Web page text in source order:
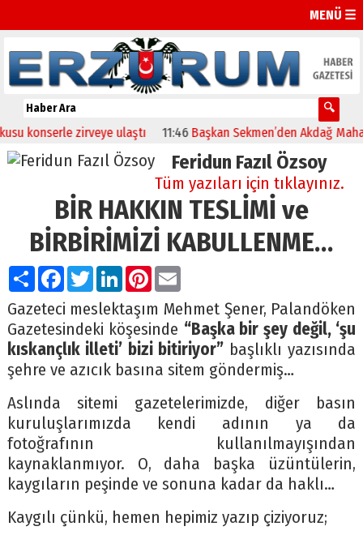
MENÜ ☰
zirveye ulaştı 11:46 Başkan Sekmen’den Akdağ
Feridun Fazıl Özsoy
Tüm yazıları için tıklayınız.
BİR HAKKIN TESLİMİ ve
BİRBİRİMİZİ KABULLENME…
PaylaşFacebook
TwitterLinkedIn
Pinterest
Email
Gazeteci meslektaşım Mehmet Şener, Palandöken
Gazetesindeki köşesinde “Başka bir şey değil, ‘şu
kıskançlık illeti’ bizi bitiriyor” başlıklı yazısında
şehre ve azıcık basına sitem göndermiş…
Aslında sitemi gazetelerimizde, diğer basın
kuruluşlarımızda kendi adının ya da
fotoğrafının kullanılmayışından
kaynaklanmıyor. O, daha başka üzüntülerin,
kaygıların peşinde ve sonuna kadar da haklı…
Kaygılı çünkü, hemen hepimiz yazıp çiziyoruz;